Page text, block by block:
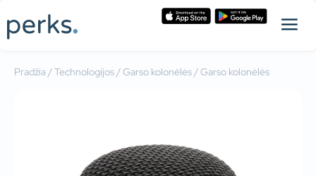
Pradžia/Technologijos/Garso kolonėlės/ Garso kolonėlės